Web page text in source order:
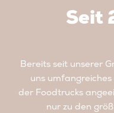
Seit
Bereits seit unserer
uns
der Foodtrucks
nur zu den